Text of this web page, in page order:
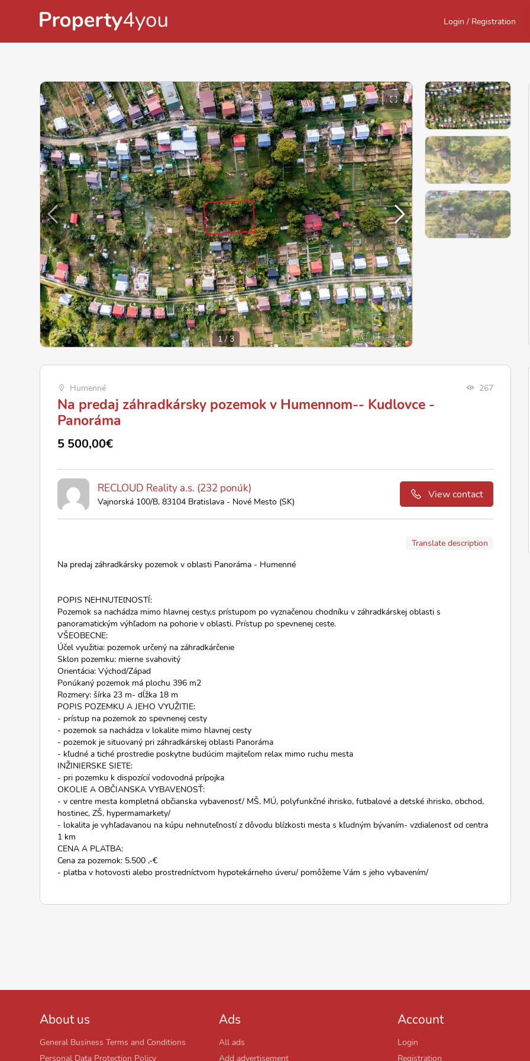
Login / Registration
1/3
Humenné 267
Na predaj záhradkársky pozemok v Humennom-- Kudlovce -
Panoráma
5 500,00€
RECLOUD Reality a.s. (232 ponúk)
Vajnorská 100/B, 83104 Bratislava - Nové Mesto (SK)
View contact
Translate description
Na predaj záhradkársky pozemok v oblasti Panoráma - Humenné
POPIS NEHNUTEľNOSTÍ:
Pozemok sa nachádza mimo hlavnej cesty,s prístupom po vyznačenou chodníku v záhradkárskej oblasti s
panoramatickým výhľadom na pohorie v oblasti. Prístup po spevnenej ceste.
VŠEOBECNE:
Účel využitia: pozemok určený na záhradkárčenie
Sklon pozemku: mierne svahovitý
Orientácia: Východ/Západ
Ponúkaný pozemok má plochu 396 m2
Rozmery: šírka 23 m- dĺžka 18 m
POPIS POZEMKU A JEHO VYUŽITIE:
- prístup na pozemok zo spevnenej cesty
- pozemok sa nachádza v lokalite mimo hlavnej cesty
- pozemok je situovaný pri záhradkárskej oblasti Panoráma
- kľudné a tiché prostredie poskytne budúcim majiteľom relax mimo ruchu mesta
INŽINIERSKE SIETE:
- pri pozemku k dispozícií vodovodná prípojka
OKOLIE A OBČIANSKA VYBAVENOSŤ:
- v centre mesta kompletná občianska vybavenosť/ MŠ, MÚ, polyfunkčné ihrisko, futbalové a detské ihrisko, obchod,
hostinec, ZŠ, hypermamarkety/
- lokalita je vyhľadavanou na kúpu nehnuteľností z dôvodu blízkosti mesta s kľudným bývaním- vzdialenosť od centra
1 km
CENA A PLATBA:
Cena za pozemok: 5.500 ,-€
- platba v hotovosti alebo prostredníctvom hypotekárneho úveru/ pomôžeme Vám s jeho vybavením/
About us
General Business Terms and Conditions
Personal Data Protection Policy
Ads
All ads
Add advertisement
Account
Login
Registration